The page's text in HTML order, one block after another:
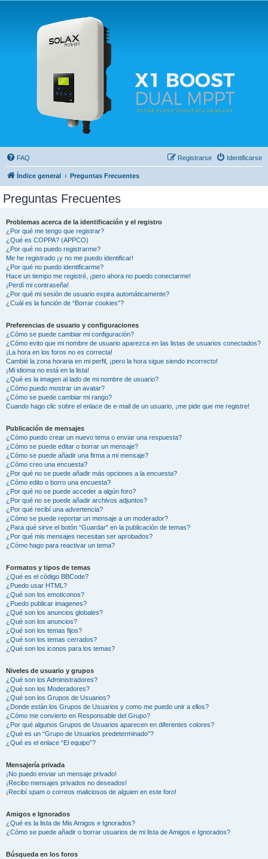
Solax FAQ
Lugar para intercambiar dudas sobre inversores solares Solax y temas relacionados.
FAQ Identificarse
Registrarse
Índice general Preguntas Frecuentes
Preguntas Frecuentes
Problemas acerca de la identificación y el registro
¿Por qué me tengo que registrar?
¿Qué es COPPA? (APPCO)
¿Por qué no puedo registrarme?
Me he registrado ¡y no me puedo identificar!
¿Por qué no puedo identificarme?
Hace un tiempo me registré, ¡pero ahora no puedo conectarme!
¡Perdí mi contraseña!
¿Por qué mi sesión de usuario expira automáticamente?
¿Cuál es la función de “Borrar cookies”?
Preferencias de usuario y configuraciones
¿Cómo se puede cambiar mi configuración?
¿Cómo evito que mi nombre de usuario aparezca en las listas de usuarios conectados?
¡La hora en los foros no es correcta!
Cambié la zona horaria en mi perfil, ¡pero la hora sigue siendo incorrecto!
¡Mi idioma no está en la lista!
¿Qué es la imagen al lado de mi nombre de usuario?
¿Cómo puedo mostrar un avatar?
¿Cómo se puede cambiar mi rango?
Cuando hago clic sobre el enlace de e-mail de un usuario, ¡me pide que me registre!
Publicación de mensajes
¿Cómo puedo crear un nuevo tema o enviar una respuesta?
¿Cómo se puede editar o borrar un mensaje?
¿Cómo se puede añadir una firma a mi mensaje?
¿Cómo creo una encuesta?
¿Por qué no se puede añadir más opciones a la encuesta?
¿Cómo edito o borro una encuesta?
¿Por qué no se puede acceder a algún foro?
¿Por qué no se puede añadir archivos adjuntos?
¿Por qué recibí una advertencia?
¿Cómo se puede reportar un mensaje a un moderador?
¿Para qué sirve el botón “Guardar” en la publicación de temas?
¿Por qué mis mensajes necesitan ser aprobados?
¿Cómo hago para reactivar un tema?
Formatos y tipos de temas
¿Qué es el código BBCode?
¿Puedo usar HTML?
¿Qué son los emoticonos?
¿Puedo publicar imagenes?
¿Qué son los anuncios globales?
¿Qué son los anuncios?
¿Qué son los temas fijos?
¿Qué son los temas cerrados?
¿Qué son los iconos para los temas?
Niveles de usuario y grupos
¿Qué son los Administradores?
¿Qué son los Moderadores?
¿Qué son los Grupos de Usuarios?
¿Donde están los Grupos de Usuarios y como me puedo unir a ellos?
¿Cómo me convierto en Responsable del Grupo?
¿Por qué algunos Grupos de Usuarios aparecen en diferentes colores?
¿Qué es un “Grupo de Usuarios predeterminado”?
¿Qué es el enlace “El equipo”?
Mensajería privada
¡No puedo enviar un mensaje privado!
¡Recibo mensajes privados no deseados!
¡Recibí spam o correos maliciosos de alguien en este foro!
Amigos e Ignorados
¿Qué es la lista de Mis Amigos e Ignorados?
¿Cómo se puede añadir o borrar usuarios de mi lista de Amigos e Ignorados?
Búsqueda en los foros